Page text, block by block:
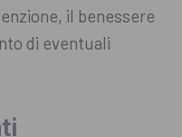
il benessere
di eventuali